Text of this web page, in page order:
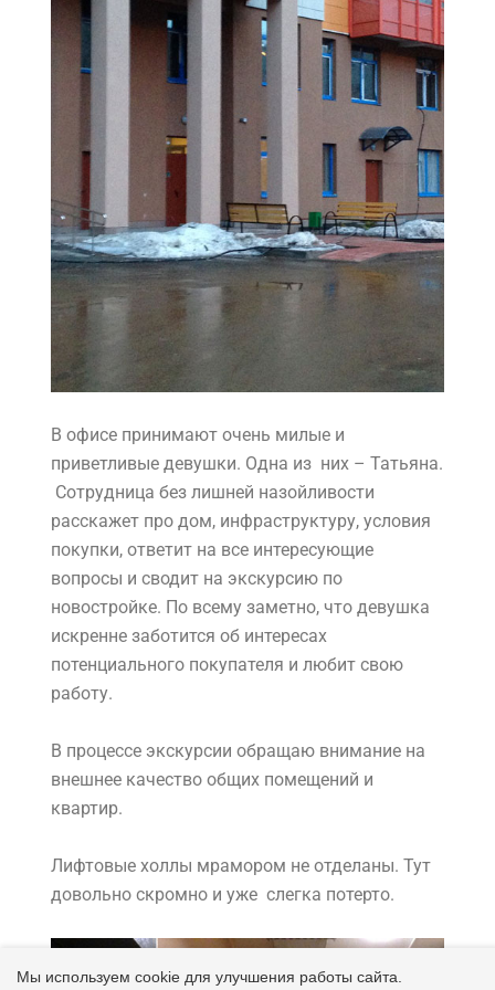
В офисе принимают очень милые и
приветливые девушки. Одна из них – Татьяна.
Сотрудница без лишней назойливости
расскажет про дом, инфраструктуру, условия
покупки, ответит на все интересующие
вопросы и сводит на экскурсию по
новостройке. По всему заметно, что девушка
искренне заботится об интересах
потенциального покупателя и любит свою
работу.
В процессе экскурсии обращаю внимание на
внешнее качество общих помещений и
квартир.
Лифтовые холлы мрамором не отделаны. Тут
довольно скромно и уже слегка потерто.
Мы используем cookie для улучшения работы сайта.